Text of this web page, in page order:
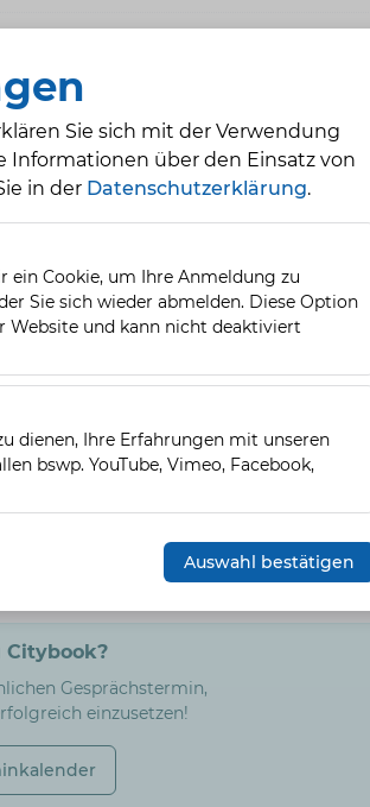
Citybook?
Gesprächstermin,
einzusetzen!
Sie sich mit der Verwendung
Informationen über den Einsatz von
in der Datenschutzerklärung.
ein Cookie, um Ihre Anmeldung zu
Sie sich wieder abmelden. Diese Option
Website und kann nicht deaktiviert
dienen, Ihre Erfahrungen mit unseren
bswp. YouTube, Vimeo, Facebook,
Auswahl bestätigen